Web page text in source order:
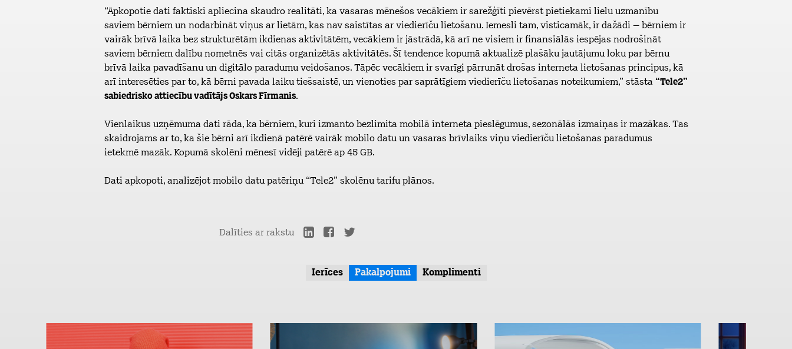
“Apkopotie dati faktiski apliecina skaudro realitāti, ka vasaras mēnešos vecākiem ir sarežģīti pievērst pietiekami lielu uzmanību
saviem bērniem un nodarbināt viņus ar lietām, kas nav saistītas ar viedierīču lietošanu. Iemesli tam, visticamāk, ir dažādi – bērniem ir
vairāk brīvā laika bez strukturētām ikdienas aktivitātēm, vecākiem ir jāstrādā, kā arī ne visiem ir finansiālās iespējas nodrošināt
saviem bērniem dalību nometnēs vai citās organizētās aktivitātēs. Šī tendence kopumā aktualizē plašāku jautājumu loku par bērnu
brīvā laika pavadīšanu un digitālo paradumu veidošanos. Tāpēc vecākiem ir svarīgi pārrunāt drošas interneta lietošanas principus, kā
arī interesēties par to, kā bērni pavada laiku tiešsaistē, un vienoties par saprātīgiem viedierīču lietošanas noteikumiem,” stāsta “Tele2”
sabiedrisko attiecību vadītājs Oskars Fīrmanis.
Vienlaikus uzņēmuma dati rāda, ka bērniem, kuri izmanto bezlimita mobilā interneta pieslēgumus, sezonālās izmaiņas ir mazākas. Tas
skaidrojams ar to, ka šie bērni arī ikdienā patērē vairāk mobilo datu un vasaras brīvlaiks viņu viedierīču lietošanas paradumus
ietekmē mazāk. Kopumā skolēni mēnesī vidēji patērē ap 45 GB.
Dati apkopoti, analizējot mobilo datu patēriņu “Tele2” skolēnu tarifu plānos.
Dalīties ar rakstu
Ierīces Pakalpojumi Komplimenti